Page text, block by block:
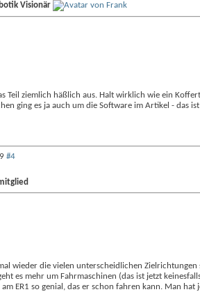
Visionär
Teil ziemlich häßlich aus. Halt wirklich wie ein
ging es ja auch um die Software im Artikel - das
#4
wieder die vielen unterscheidlichen Zielrichtungen
es mehr um Fahrmaschinen (das ist jetzt
am ER1 so genial, das er schon fahren kann. Man